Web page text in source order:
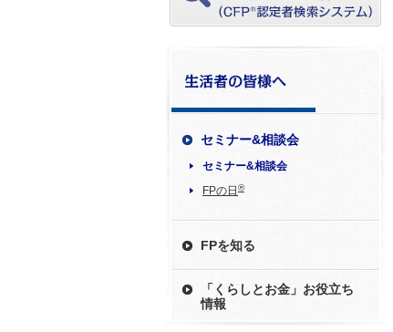
セミナー&相談会
セミナー&相談会
FPの日 ®
FPを知る
「くらしとお金」お役立ち
情報